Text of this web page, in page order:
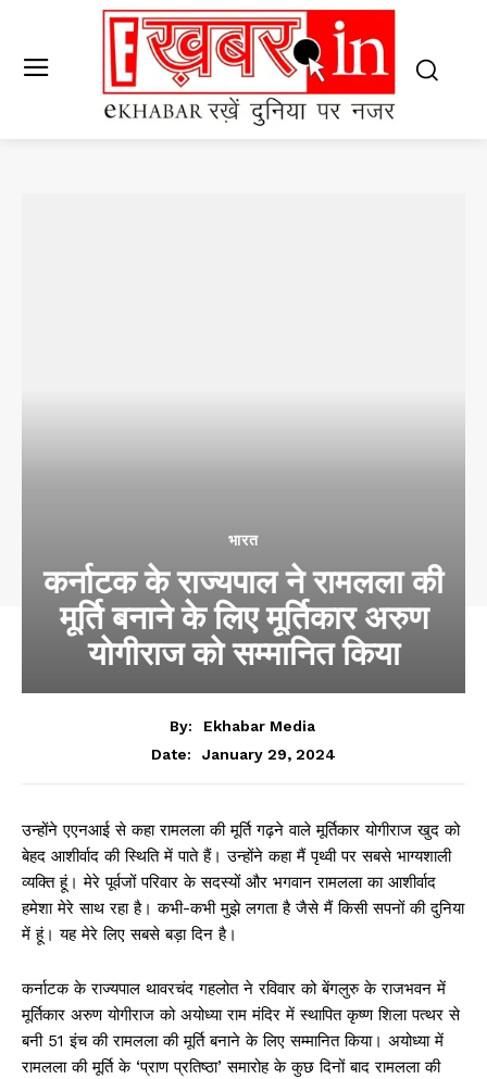
भारत
कर्नाटक के राज्यपाल ने रामलला की
मूर्ति बनाने के लिए मूर्तिकार अरुण
योगीराज को सम्मानित किया
By:
Ekhabar Media
Date:
January 29, 2024
उन्होंने एएनआई से कहा रामलला की मूर्ति गढ़ने वाले मूर्तिकार योगीराज खुद को
बेहद आशीर्वाद की स्थिति में पाते हैं। उन्होंने कहा मैं पृथ्वी पर सबसे भाग्यशाली
व्यक्ति हूं। मेरे पूर्वजों परिवार के सदस्यों और भगवान रामलला का आशीर्वाद
हमेशा मेरे साथ रहा है। कभी-कभी मुझे लगता है जैसे मैं किसी सपनों की दुनिया
में हूं। यह मेरे लिए सबसे बड़ा दिन है।
कर्नाटक के राज्यपाल थावरचंद गहलोत ने रविवार को बेंगलुरु के राजभवन में
मूर्तिकार अरुण योगीराज को अयोध्या राम मंदिर में स्थापित कृष्ण शिला पत्थर से
बनी 51 इंच की रामलला की मूर्ति बनाने के लिए सम्मानित किया। अयोध्या में
रामलला की मूर्ति के ‘प्राण प्रतिष्ठा’ समारोह के कुछ दिनों बाद रामलला की